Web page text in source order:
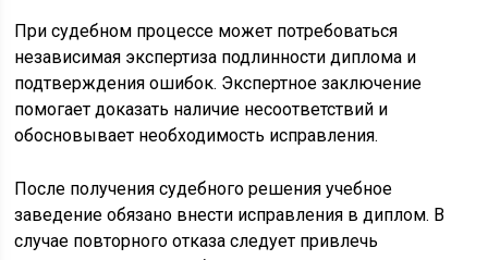
При судебном процессе может потребоваться
независимая экспертиза подлинности диплома и
подтверждения ошибок. Экспертное заключение
помогает доказать наличие несоответствий и
обосновывает необходимость исправления.
После получения судебного решения учебное
заведение обязано внести исправления в диплом. В
случае повторного отказа следует привлечь